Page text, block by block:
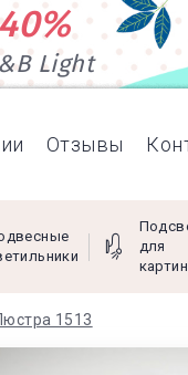
Light
Отзывы
для
картин
1513